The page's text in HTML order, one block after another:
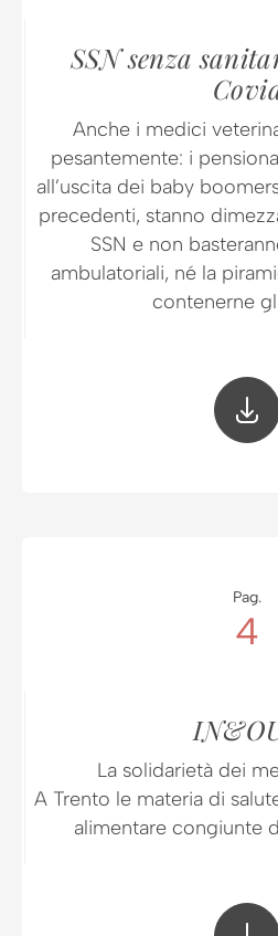
SSN senza
Anche i medici
pesantemente: i
all’uscita dei baby
precedenti, stanno
SSN e non
ambulatoriali, né la
contenerne
Pag.
4
La solidarietà dei
A Trento le materia di
alimentare congiunte